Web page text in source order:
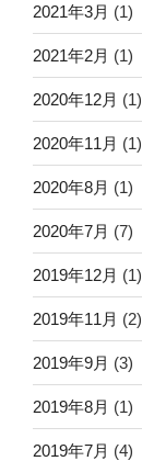
2021年3月 (1)
2021年2月 (1)
2020年12月 (1)
2020年11月 (1)
2020年8月 (1)
2020年7月 (7)
2019年12月 (1)
2019年11月 (2)
2019年9月 (3)
2019年8月 (1)
2019年7月 (4)